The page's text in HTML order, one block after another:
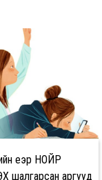
үеэр НОЙР
шалгарсан аргууд